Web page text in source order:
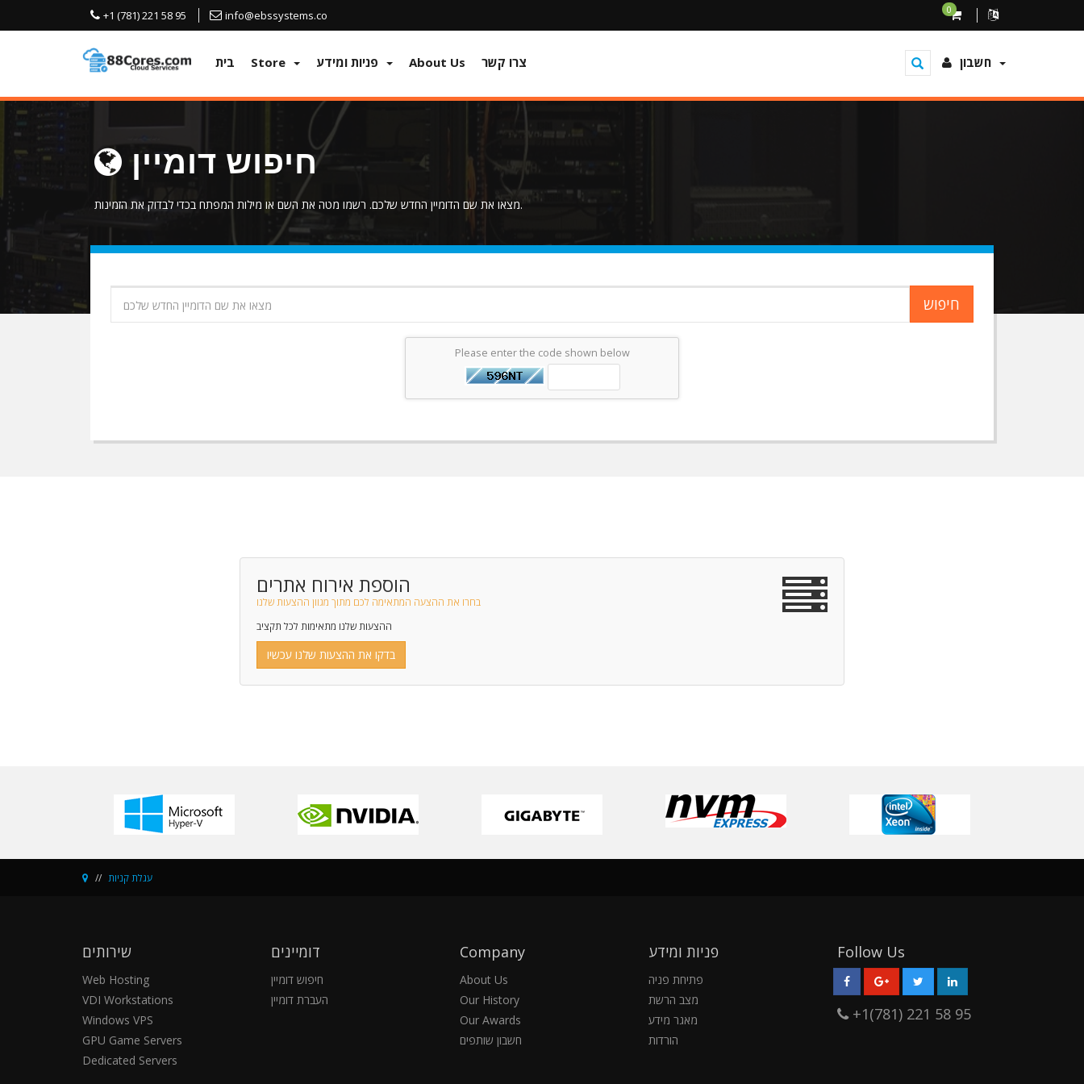
+1 (781) 221 58 95 info@ebssystems.co 0
חשבון בית Store About Us צרו קשר
חיפוש דומיין
מצאו את שם הדומיין החדש שלכם. רשמו מטה את השם או מילות המפתח בכדי לבדוק את הזמינות.
חיפוש
Please enter the code shown below
הוספת אירוח אתרים
בחרו את ההצעה המתאימה לכם מתוך מגוון ההצעות שלנו
ההצעות שלנו מתאימות לכל תקציב
בדקו את ההצעות שלנו עכשיו
עגלת קניות
שירותים
Web Hosting
VDI Workstations
Windows VPS
GPU Game Servers
Dedicated Servers
דומיינים
חיפוש דומיין
העברת דומיין
Company
About Us
Our History
Our Awards
חשבון שותפים
פניות ומידע
פתיחת פניה
מצב הרשת
מאגר מידע
הורדות
Follow Us
+1(781) 221 58 95